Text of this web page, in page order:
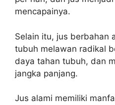
mencapainya.
Selain itu, jus berbahan
tubuh melawan radikal
daya tahan tubuh, dan
jangka panjang.
Jus alami memiliki